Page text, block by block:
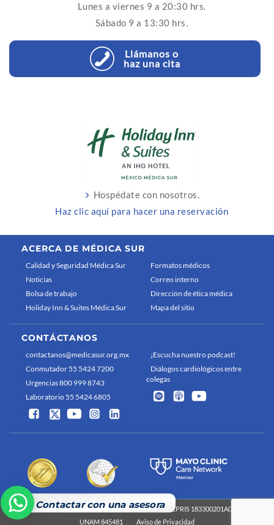
Lunes a viernes 9 a 20:30 hrs.
Sábado 9 a 13:30 hrs.
Llámanos o
haz una cita
Hospédate con nosotros.
Haz clic aquí para hacer una reservación
Contactar con una asesora
ACERCA DE MÉDICA SUR
Calidad y Seguridad Médica Sur
Noticias
Bolsa de trabajo
Holiday Inn & Suites Médica Sur
Formatos médicos
Correo interno
Dirección de ética médica
Mapa del sitio
CONTÁCTANOS
contactanos@medicasur.org.mx
Conmutador 55 5424 7200
Urgencias 800 999 8743
Laboratorio 55 5424 6805
¡Escucha nuestro podcast!
Diálogos cardiológicos entre
colegas
Médica Sur 2026 Derechos reservados
COFEPRIS 183300201A0829
UNAM 845481
Aviso de Privacidad